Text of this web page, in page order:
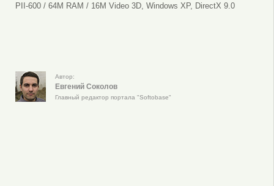
PII-600 / 64M RAM / 16M Video 3D, Windows XP, DirectX 9.0
Автор:
Евгений Соколов
Главный редактор портала "Softobase"